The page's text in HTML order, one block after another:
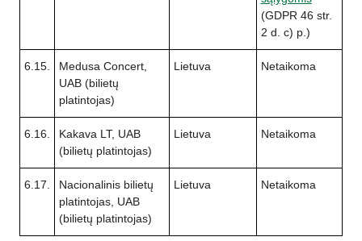
(GDPR 46 str.
2 d. c) p.)
6.15.
Medusa Concert,
UAB (bilietų
platintojas)
Lietuva Netaikoma
6.16.
Kakava LT, UAB
(bilietų platintojas)
Lietuva Netaikoma
6.17.
Nacionalinis bilietų
platintojas, UAB
(bilietų platintojas)
Lietuva Netaikoma